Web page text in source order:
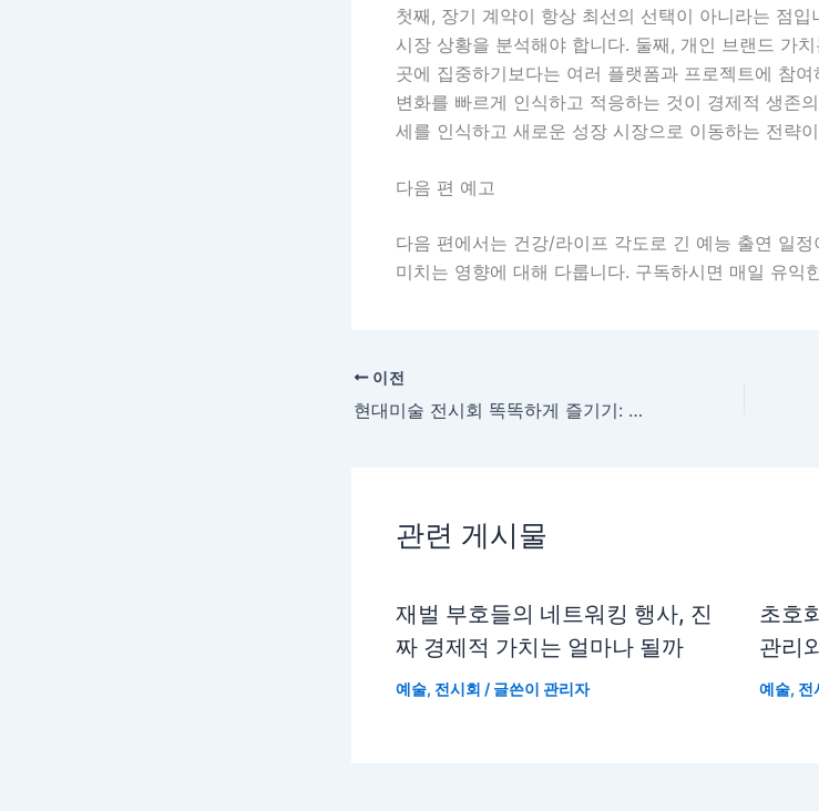
첫째, 장기 계약이 항상 최선의 선택이 아니라는 점
시장 상황을 분석해야 합니다. 둘째, 개인 브랜드 가
곳에 집중하기보다는 여러 플랫폼과 프로젝트에 참
변화를 빠르게 인식하고 적응하는 것이 경제적 생존
세를 인식하고 새로운 성장 시장으로 이동하는 전략
다음 편 예고
다음 편에서는 건강/라이프 각도로 긴 예능 출연 일
미치는 영향에 대해 다룹니다. 구독하시면 매일 유익
이전
현대미술 전시회 똑똑하게 즐기기: 관람 팁과 준비 가이드
관련 게시물
재벌 부호들의 네트워킹 행사, 진
짜 경제적 가치는 얼마나 될까
예술, 전시회 / 글쓴이 관리자
초호
관리
예술, 전